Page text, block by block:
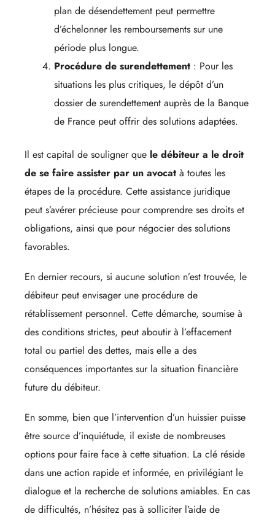
plan de désendettement peut permettre
d’échelonner les remboursements sur une
période plus longue.
Procédure de surendettement : Pour les
situations les plus critiques, le dépôt d’un
dossier de surendettement auprès de la Banque
de France peut offrir des solutions adaptées.
Il est capital de souligner que le débiteur a le droit
de se faire assister par un avocat à toutes les
étapes de la procédure. Cette assistance juridique
peut s’avérer précieuse pour comprendre ses droits et
obligations, ainsi que pour négocier des solutions
favorables.
En dernier recours, si aucune solution n’est trouvée, le
débiteur peut envisager une procédure de
rétablissement personnel. Cette démarche, soumise à
des conditions strictes, peut aboutir à l’effacement
total ou partiel des dettes, mais elle a des
conséquences importantes sur la situation financière
future du débiteur.
En somme, bien que l’intervention d’un huissier puisse
être source d’inquiétude, il existe de nombreuses
options pour faire face à cette situation. La clé réside
dans une action rapide et informée, en privilégiant le
dialogue et la recherche de solutions amiables. En cas
de difficultés, n’hésitez pas à solliciter l’aide de